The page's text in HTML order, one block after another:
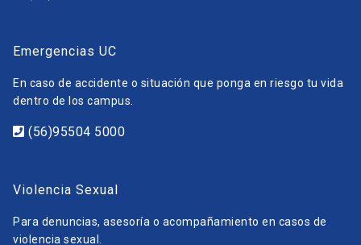
Emergencias UC
En caso de accidente o situación que ponga en riesgo tu vida
dentro de los campus.
(56)95504 5000
Violencia Sexual
Para denuncias, asesoría o acompañamiento en casos de
violencia sexual.